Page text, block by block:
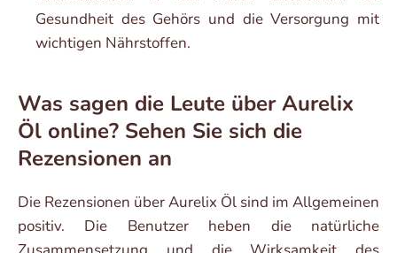
Gesundheit des Gehörs und die Versorgung mit
wichtigen Nährstoffen.
Was sagen die Leute über Aurelix
Öl online? Sehen Sie sich die
Rezensionen an
Die Rezensionen über Aurelix Öl sind im Allgemeinen
positiv. Die Benutzer heben die natürliche